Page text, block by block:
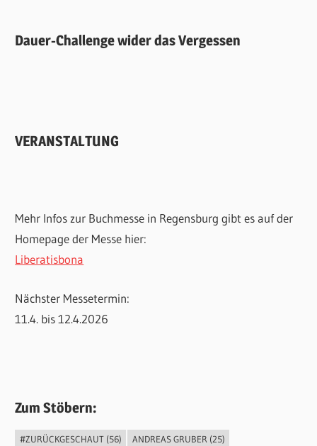
Dauer-Challenge wider das Vergessen
VERANSTALTUNG
Mehr Infos zur Buchmesse in Regensburg gibt es auf der
Homepage der Messe hier:
Liberatisbona
Nächster Messetermin:
11.4. bis 12.4.2026
Zum Stöbern:
#ZURÜCKGESCHAUT(56) ANDREAS GRUBER(25)